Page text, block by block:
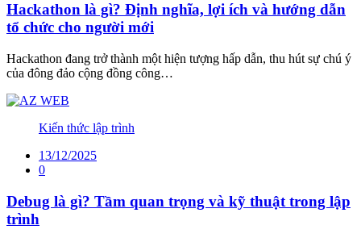
Hackathon là gì? Định nghĩa, lợi ích và hướng dẫn
tổ chức cho người mới
Hackathon đang trở thành một hiện tượng hấp dẫn, thu hút sự chú ý
của đông đảo cộng đồng công…
Kiến thức lập trình
13/12/2025
0
Debug là gì? Tầm quan trọng và kỹ thuật trong lập
trình